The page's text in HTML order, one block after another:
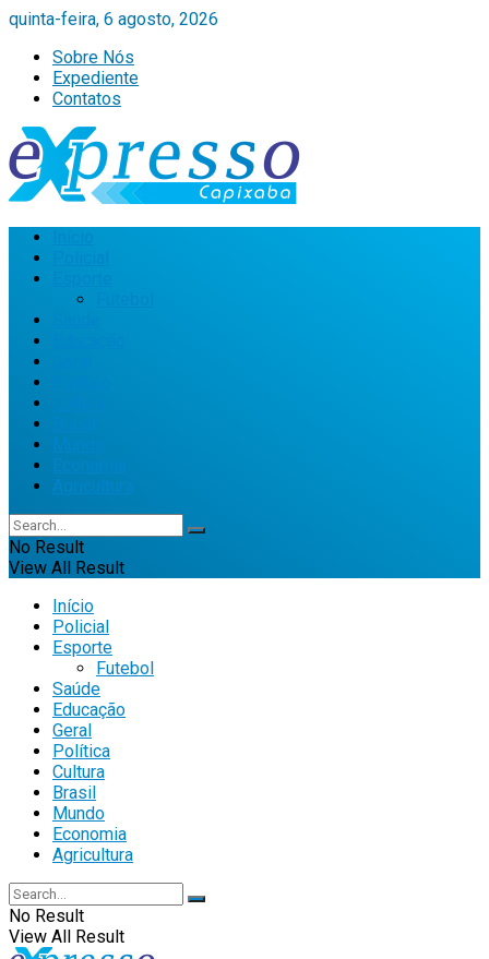
quinta-feira, 6 agosto, 2026
Sobre Nós
Expediente
Contatos
Agricultura
No Result
View All Result
Início
Policial
Esporte
Futebol
Saúde
Educação
Geral
Política
Cultura
Brasil
Mundo
Economia
Agricultura
No Result
View All Result